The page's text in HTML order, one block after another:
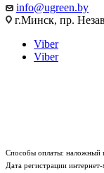
info@ugreen.by
г.Минск, пр.
Viber
Viber
Способы оплаты: наложный
Дата регистрации